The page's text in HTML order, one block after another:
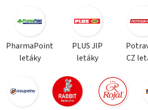
PharmaPoint
letáky
PLUS JIP
letáky
CZ